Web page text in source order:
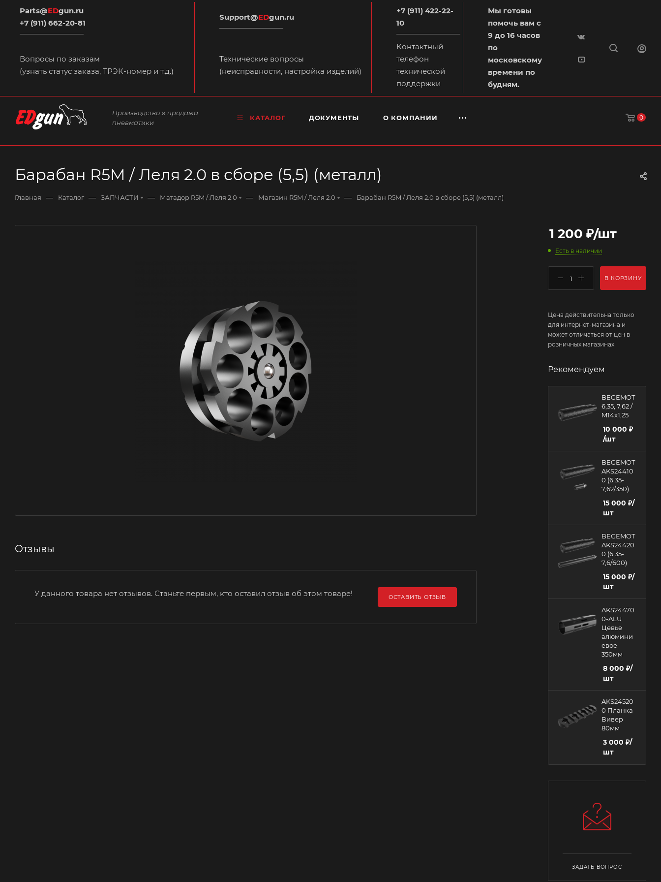
Parts@EDgun.ru
+7 (911) 662-20-81
Support@EDgun.ru
+7 (911) 422-22-
10
Мы готовы
помочь вам с
9 до 16 часов
по
московскому
времени по
будням.
Вопросы по заказам
(узнать статус заказа, ТРЭК-номер и т.д.)
Технические вопросы
(неисправности, настройка изделий)
Контактный
телефон
технической
поддержки
Производство и продажа
пневматики
0
КАТАЛОГ ДОКУМЕНТЫ О КОМПАНИИ
Барабан R5M / Леля 2.0 в сборе (5,5) (металл)
Главная — Каталог — ЗАПЧАСТИ — Матадор R5M / Леля 2.0 — Магазин R5M / Леля 2.0 — Барабан R5M / Леля 2.0 в сборе (5,5) (металл)
Отзывы
ОСТАВИТЬ ОТЗЫВ
У данного товара нет отзывов. Станьте первым, кто оставил отзыв об этом товаре!
1 200 ₽/шт
Есть в наличии
В КОРЗИНУ
Цена действительна только
для интернет-магазина и
может отличаться от цен в
розничных магазинах
Рекомендуем
BEGEMOT
6,35, 7,62 /
M14x1,25
10 000 ₽
/шт
BEGEMOT
AKS24410
0 (6,35-
7,62/350)
15 000 ₽/
шт
BEGEMOT
AKS24420
0 (6,35-
7,6/600)
15 000 ₽/
шт
AKS24470
0-ALU
Цевье
алюмини
евое
350мм
8 000 ₽/
шт
AKS24520
0 Планка
Вивер
80мм
3 000 ₽/
шт
ЗАДАТЬ ВОПРОС